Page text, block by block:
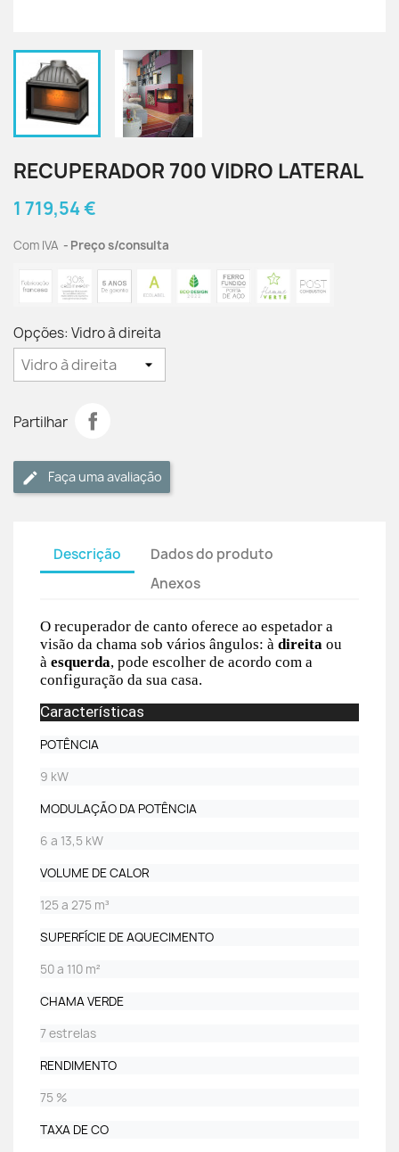
RECUPERADOR 700 VIDRO LATERAL
1 719,54 €
Com IVA Preço s/consulta
Opções: Vidro à direita
Partilhar
Faça uma avaliação
Descrição
Dados do produto
Anexos
O recuperador de canto oferece ao espetador a
visão da chama sob vários ângulos: à direita ou
à esquerda, pode escolher de acordo com a
configuração da sua casa.
Características
POTÊNCIA
9 kW
MODULAÇÃO DA POTÊNCIA
6 a 13,5 kW
VOLUME DE CALOR
125 a 275 m³
SUPERFÍCIE DE AQUECIMENTO
50 a 110 m²
CHAMA VERDE
7 estrelas
RENDIMENTO
75 %
TAXA DE CO